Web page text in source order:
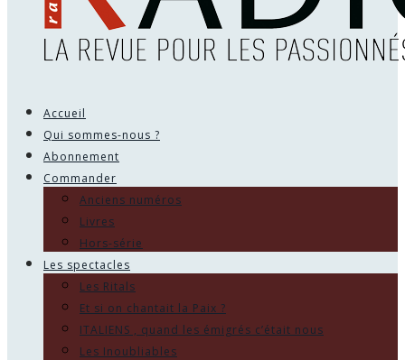
Accueil
Qui sommes-nous ?
Abonnement
Commander
Anciens numéros
Livres
Hors-série
Les spectacles
Les Ritals
Et si on chantait la Paix ?
ITALIENS , quand les émigrés c’était nous
Les Inoubliables